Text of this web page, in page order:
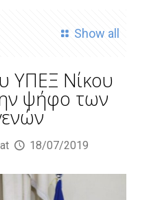
Show all
ΥΠΕΞ Νίκου
ψήφο των
at 18/07/2019